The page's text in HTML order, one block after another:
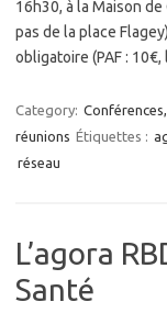
16h30, à la Maison
pas de la place
obligatoire (PAF :
Category:
réunions Étiquettes :
réseau
L’agora
Santé